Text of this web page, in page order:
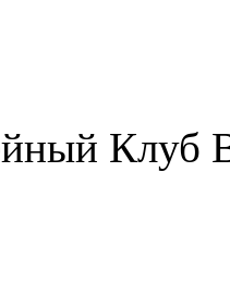
Клуб